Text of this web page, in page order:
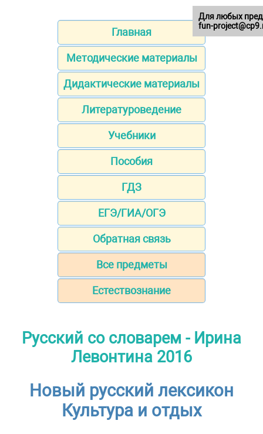
Главная
Методические материалы
Дидактические материалы
Литературоведение
Учебники
Пособия
ГДЗ
ЕГЭ/ГИА/ОГЭ
Обратная связь
Все предметы
Естествознание
Русский со словарем - Ирина
Левонтина 2016
Новый русский лексикон
Культура и отдых
Для любых
fun-